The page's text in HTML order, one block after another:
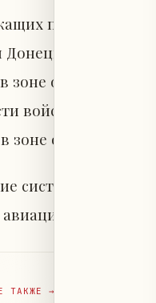
потеряны в
свыше 175
зоне
войск «Восток»
зоне
системы
бомб и
ТАКЖЕ →